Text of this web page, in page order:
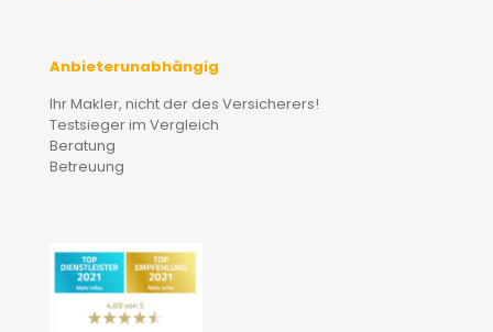
Anbieterunabhängig
Ihr Makler, nicht der des Versicherers!
Testsieger im Vergleich
Beratung
Betreuung